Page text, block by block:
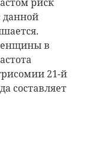
данной
в
21-й
составляет